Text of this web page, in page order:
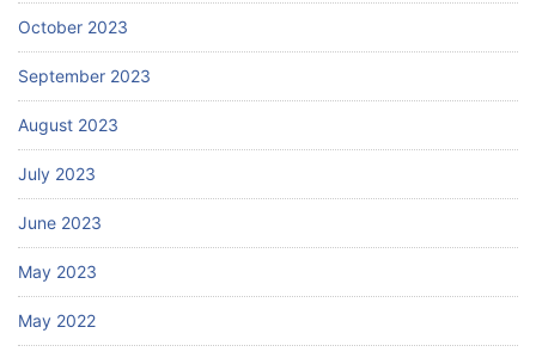
October 2023
September 2023
August 2023
July 2023
June 2023
May 2023
May 2022